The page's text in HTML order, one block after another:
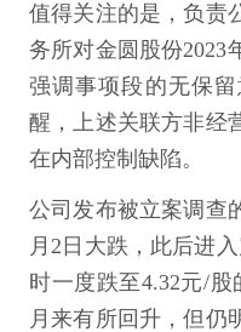
值得关注的是，负责
务所对金圆股份2023
强调事项段的无保
醒，上述关联方非经
在内部控制缺陷。
公司发布被立案调查
月2日大跌，此后进
时一度跌至4.32元/
月来有所回升，但仍